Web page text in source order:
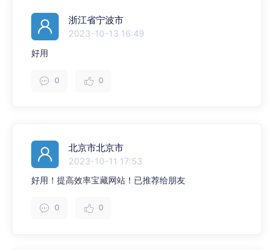
浙江省宁波市
2023-10-13 16:49
好用
0 0
北京市北京市
2023-10-11 17:53
好用！提高效率宝藏网站！已推荐给朋友
0 0